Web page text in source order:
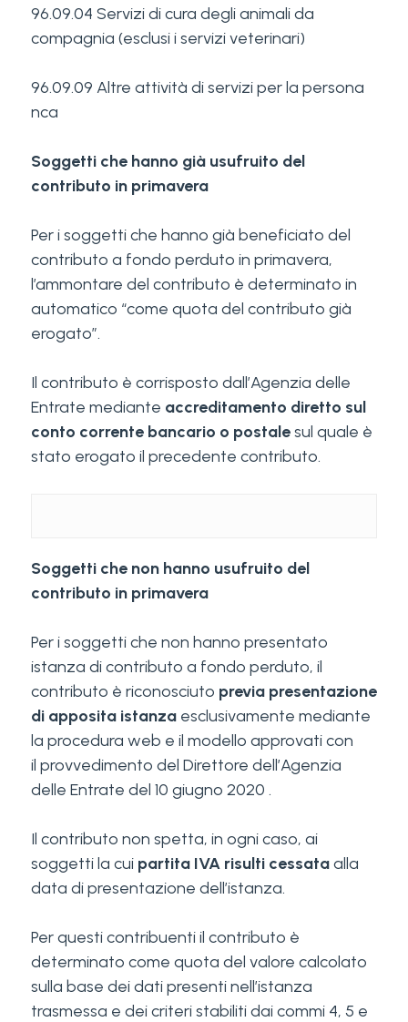
96.09.04 Servizi di cura degli animali da
compagnia (esclusi i servizi veterinari)
96.09.09 Altre attività di servizi per la persona
nca
Soggetti che hanno già usufruito del
contributo in primavera
Per i soggetti che hanno già beneficiato del
contributo a fondo perduto in primavera,
l’ammontare del contributo è determinato in
automatico “come quota del contributo già
erogato”.
Il contributo è corrisposto dall’Agenzia delle
Entrate mediante accreditamento diretto sul
conto corrente bancario o postalesul quale è
stato erogato il precedente contributo.
Soggetti che non hanno usufruito del
contributo in primavera
Per i soggetti che non hanno presentato
istanza di contributo a fondo perduto, il
contributo è riconosciuto previa presentazione
di apposita istanzaesclusivamente mediante
la procedura web e il modello approvati con
il provvedimento del Direttore dell’Agenzia
delle Entrate del 10 giugno 2020 .
Il contributo non spetta, in ogni caso, ai
soggetti la cui partita IVA risulti cessataalla
data di presentazione dell’istanza.
Per questi contribuenti il contributo è
determinato come quota del valore calcolato
sulla base dei dati presenti nell’istanza
trasmessa e dei criteri stabiliti dai commi 4, 5 e